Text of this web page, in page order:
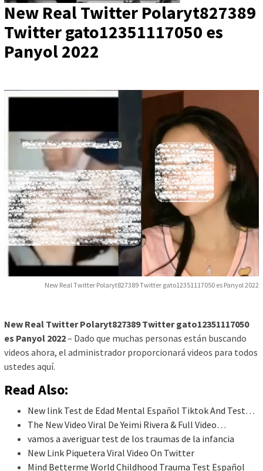
New Real Twitter Polaryt827389
Twitter gato12351117050 es
Panyol 2022
New Real Twitter Polaryt827389 Twitter gato12351117050 es Panyol 2022
New Real Twitter Polaryt827389 Twitter gato12351117050
es Panyol 2022– Dado que muchas personas están buscando
videos ahora, el administrador proporcionará videos para todos
ustedes aquí.
Read Also:
New link Test de Edad Mental Español Tiktok And Test…
The New Video Viral De Yeimi Rivera & Full Video…
vamos a averiguar test de los traumas de la infancia
New Link Piquetera Viral Video On Twitter
Mind Betterme World Childhood Trauma Test Español